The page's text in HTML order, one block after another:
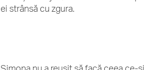
ei strânsă cu zgura.